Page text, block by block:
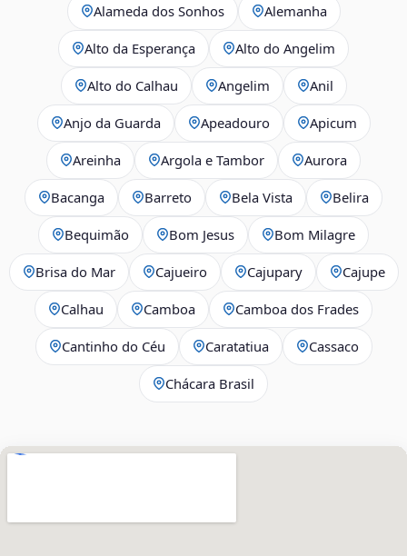
Alameda dos Sonhos Alemanha
Alto da Esperança Alto do Angelim
Alto do Calhau Angelim Anil
Anjo da Guarda Apeadouro Apicum
Areinha Argola e Tambor Aurora
Bacanga Barreto Bela Vista Belira
Bequimão Bom Jesus Bom Milagre
Brisa do Mar Cajueiro Cajupary Cajupe
Calhau Camboa Camboa dos Frades
Cantinho do Céu Caratatiua Cassaco
Chácara Brasil